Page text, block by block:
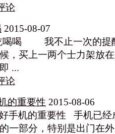
论
2015-08-07
喝喝 我不止一次的提
，买上一两个士力架放
...
论
的重要性 2015-08-06
手机的重要性 手机已经
一部分，特别是出门在